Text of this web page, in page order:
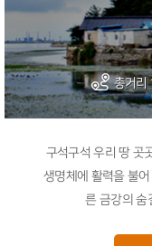
총거리
구석구석 우리 땅 곳
생명체에 활력을 불
른 금강의 숨